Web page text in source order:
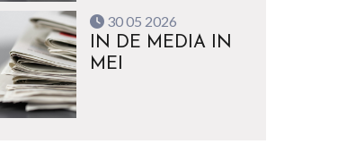
30 05 2026
IN DE MEDIA IN
MEI